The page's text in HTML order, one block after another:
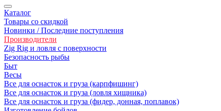
Каталог
Товары со скидкой
Новинки / Последние поступления
Производители
Zig Rig и ловля с поверхности
Безoпасность рыбы
Быт
Весы
Все для оснасток и груза (карпфишинг)
Все для оснасток и груза (ловля хищника)
Все для оснасток и груза (фидер, донная, поплавок)